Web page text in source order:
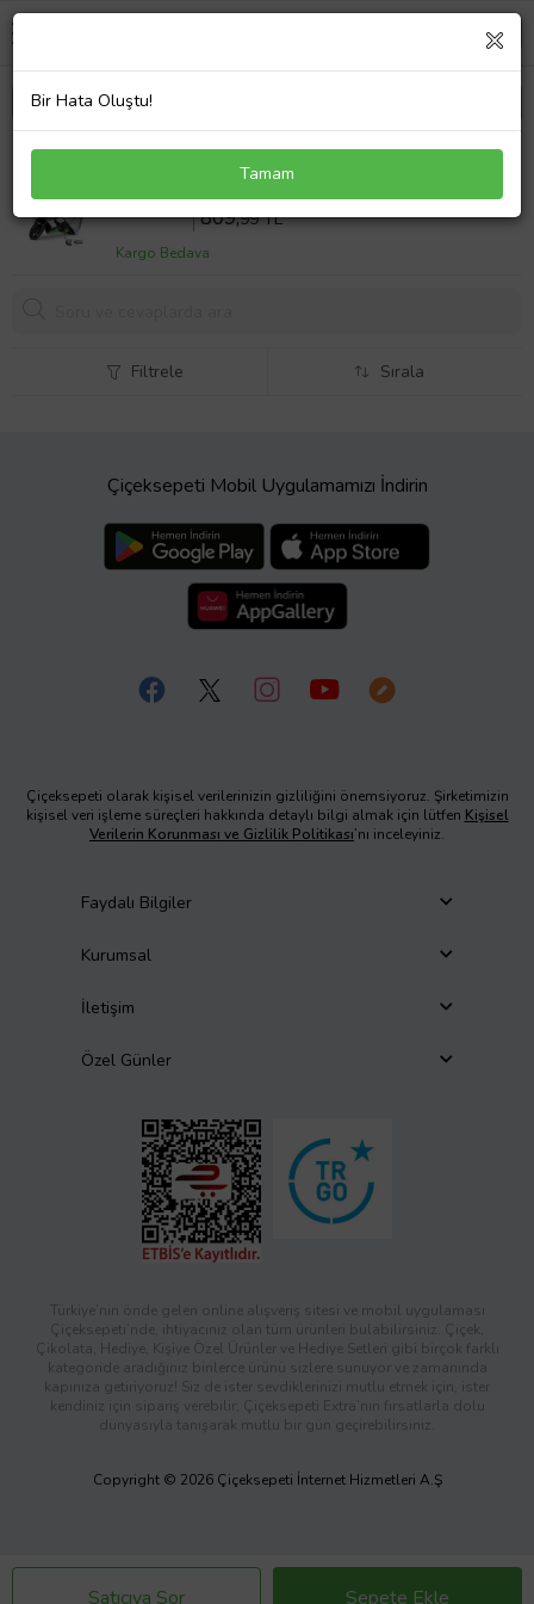
Tomos Twister 50 Arka Çanta Uyumlu Motor
Branda Örtü Ekonomik Koruma Gri
Sepette %10 İndirim
809,99 TL
Kargo Bedava
Satıcıya Sor Sepete Ekle
Filtrele Sırala
Çiçeksepeti Mobil Uygulamamızı İndirin
Çiçeksepeti olarak kişisel verilerinizin gizliliğini önemsiyoruz. Şirketimizin
kişisel veri işleme süreçleri hakkında detaylı bilgi almak için lütfen Kişisel
Verilerin Korunması ve Gizlilik Politikası’nı inceleyiniz.
Faydalı Bilgiler
Kurumsal
İletişim
Özel Günler
Türkiye’nin önde gelen online alışveriş sitesi ve mobil uygulaması
Çiçeksepeti’nde, ihtiyacınız olan tüm ürünleri bulabilirsiniz. Çiçek,
Çikolata, Hediye, Kişiye Özel Ürünler ve Hediye Setleri gibi birçok farklı
kategoride aradığınız binlerce ürünü sizlere sunuyor ve zamanında
kapınıza getiriyoruz! Siz de ister sevdiklerinizi mutlu etmek için, ister
kendiniz için sipariş verebilir; Çiçeksepeti Extra’nın fırsatlarla dolu
dünyasıyla tanışarak mutlu bir gün geçirebilirsiniz.
Copyright © 2026 Çiçeksepeti İnternet Hizmetleri A.Ş
Bir Hata Oluştu!
Tamam